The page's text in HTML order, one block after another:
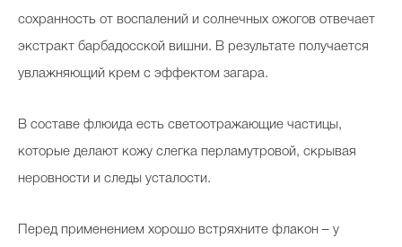
сохранность от воспалений и солнечных ожогов отвечает
экстракт барбадосской вишни. В результате получается
увлажняющий крем с эффектом загара.
В составе флюида есть светоотражающие частицы,
которые делают кожу слегка перламутровой, скрывая
неровности и следы усталости.
Перед применением хорошо встряхните флакон – у